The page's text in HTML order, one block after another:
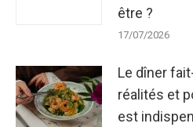
être ?
17/07/2026
Le dîner
réalités et
est